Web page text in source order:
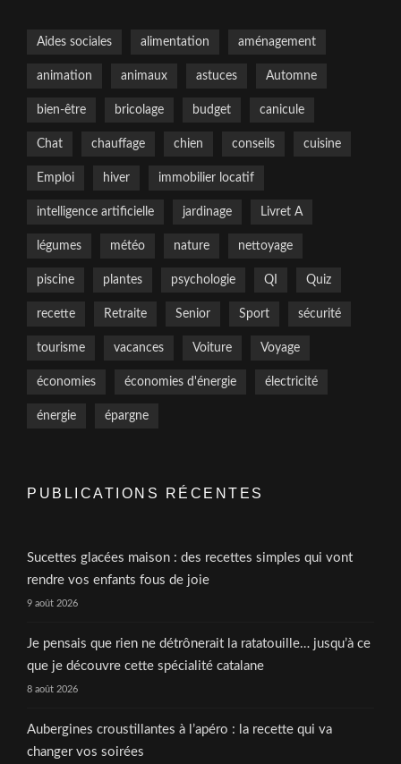
Aides sociales alimentation aménagement
animation animaux astuces Automne
bien-être bricolage budget canicule
Chat chauffage chien conseils cuisine
Emploi hiver immobilier locatif
intelligence artificielle jardinage Livret A
légumes météo nature nettoyage
piscine plantes psychologie QI Quiz
recette Retraite Senior Sport sécurité
tourisme vacances Voiture Voyage
économies économies d'énergie électricité
énergie épargne
PUBLICATIONS RÉCENTES
Sucettes glacées maison : des recettes simples qui vont
rendre vos enfants fous de joie
9 août 2026
Je pensais que rien ne détrônerait la ratatouille… jusqu’à ce
que je découvre cette spécialité catalane
8 août 2026
Aubergines croustillantes à l’apéro : la recette qui va
changer vos soirées